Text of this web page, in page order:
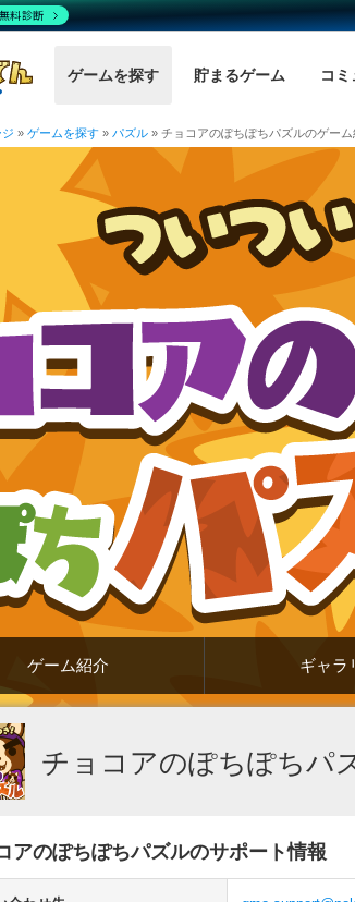
ゲームを探す 貯まるゲーム コミ
ジ » ゲームを探す » パズル » チョコアのぽちぽちパズルのゲ
ゲーム紹介 ギャラ
チョコアのぽちぽちパ
アのぽちぽちパズルのサポート情報
無料診断